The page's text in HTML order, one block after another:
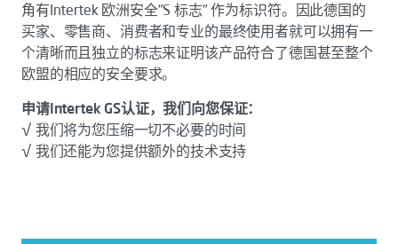
角有Intertek 欧洲安全"S 标志" 作为标识符。因此德国的
买家、零售商、消费者和专业的最终使用者就可以拥有一
个清晰而且独立的标志来证明该产品符合了德国甚至整个
欧盟的相应的安全要求。
申请Intertek GS认证，我们向您保证：
√ 我们将为您压缩一切不必要的时间
√ 我们还能为您提供额外的技术支持